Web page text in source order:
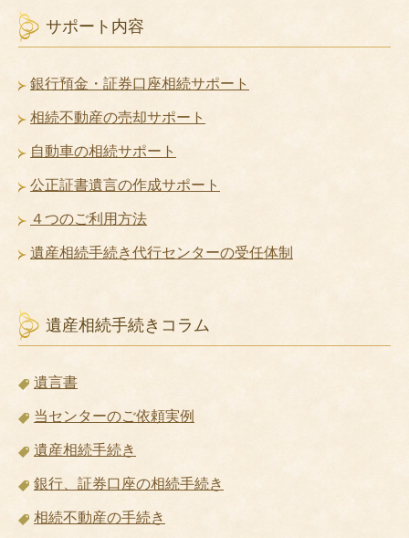
サポート内容
銀行預金・証券口座相続サポート
相続不動産の売却サポート
自動車の相続サポート
公正証書遺言の作成サポート
４つのご利用方法
遺産相続手続き代行センターの受任体制
遺産相続手続きコラム
遺言書
当センターのご依頼実例
遺産相続手続き
銀行、証券口座の相続手続き
相続不動産の手続き